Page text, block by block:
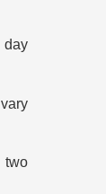
day
two